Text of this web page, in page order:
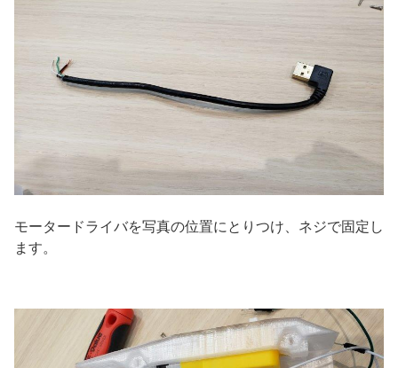
モータードライバを写真の位置にとりつけ、ネジで固定し
ます。